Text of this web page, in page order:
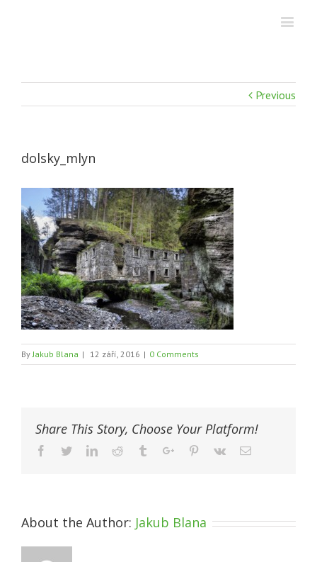
Previous
dolsky_mlyn
ByJakub Blana | 12 září, 2016 | 0 Comments
Share This Story, Choose Your Platform!
Facebook
TwitterLinkedinReddit TumblrGoogle+Pinterest
Vk Email
About the Author: Jakub Blana